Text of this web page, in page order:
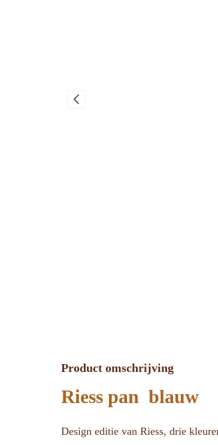
Product omschrijving
Riess pan blauw
Design editie van Riess, drie